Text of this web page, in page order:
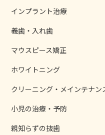
インプラント治療
義歯・入れ歯
マウスピース矯正
ホワイトニング
クリーニング・メインテナン
小児の治療・予防
親知らずの抜歯